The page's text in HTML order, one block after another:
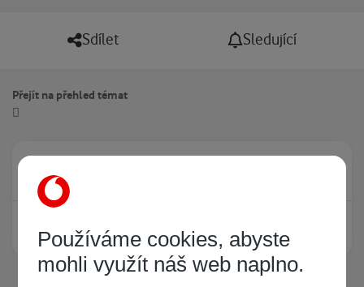
Sdílet Sledující
Přejít na přehled témat
Právě prohlíží tuto stránku
Žádný registrovaný uživatel si neprohlíží tuto stránku
Používáme cookies, abyste
mohli využít náš web naplno.